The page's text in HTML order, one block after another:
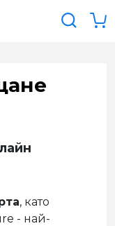
, като
- най-